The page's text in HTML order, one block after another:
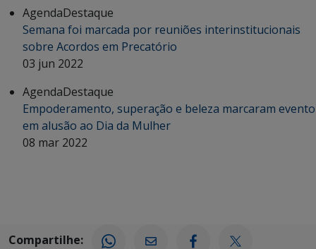
AgendaDestaque
Semana foi marcada por reuniões interinstitucionais
sobre Acordos em Precatório
03 jun 2022
AgendaDestaque
Empoderamento, superação e beleza marcaram evento
em alusão ao Dia da Mulher
08 mar 2022
Compartilhe: